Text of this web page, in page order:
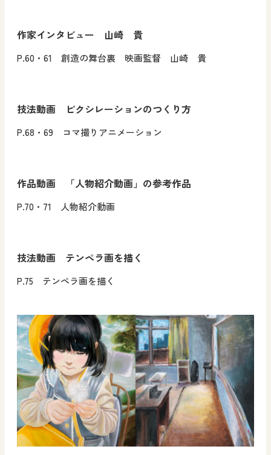
作家インタビュー 山崎 貴
P.60・61 創造の舞台裏 映画監督 山崎 貴
技法動画 ピクシレーションのつくり方
P.68・69 コマ撮りアニメーション
作品動画 「人物紹介動画」の参考作品
P.70・71 人物紹介動画
技法動画 テンペラ画を描く
P.75 テンペラ画を描く